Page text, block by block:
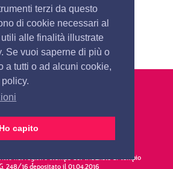
terzi da questo
di cookie necessari al
alle finalità illustrate
Se vuoi saperne di più o
a tutti o ad alcuni cookie,
Ho capito
S.r.l.s
nel registro stampa del Tribunale di Tempio
248/16 depositato il 01.04.2016